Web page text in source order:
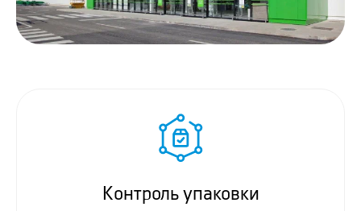
Контроль упаковки